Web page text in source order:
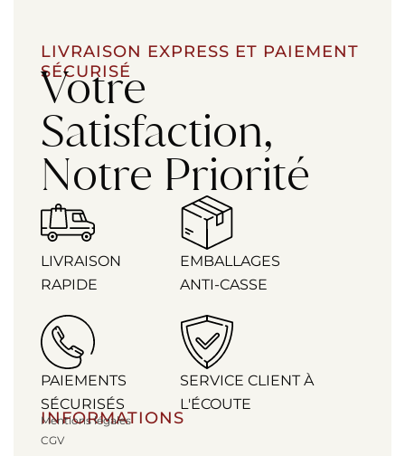
LIVRAISON EXPRESS ET PAIEMENT
SÉCURISÉ
Votre
Satisfaction,
Notre Priorité
LIVRAISON
RAPIDE
EMBALLAGES
ANTI-CASSE
PAIEMENTS
SÉCURISÉS
SERVICE CLIENT À
L'ÉCOUTE
INFORMATIONS
Mentions légales
CGV